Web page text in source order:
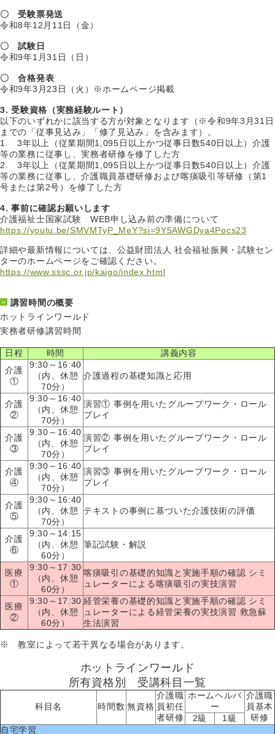
〇 受験票発送
令和8年12月11日（金）
〇 試験日
令和9年1月31日（日）
〇 合格発表
令和9年3月23日（火）※ホームページ掲載
3. 受験資格（実務経験ルート）
以下のいずれかに該当する方が対象となります（※令和9年3月31日
までの「従事見込み」「修了見込み」を含みます）。
1. 3年以上（従業期間1,095日以上かつ従事日数540日以上）介護
等の業務に従事し、実務者研修を修了した方
2. 3年以上（従業期間1,095日以上かつ従事日数540日以上）介護
等の業務に従事し、介護職員基礎研修および喀痰吸引等研修（第1
号または第2号）を修了した方
4. 事前に確認お願いします
介護福祉士国家試験 WEB申し込み前の準備について
https://youtu.be/SMVMTyP_MeY?si=9Y5AWGDya4Pocs23
詳細や最新情報については、公益財団法人 社会福祉振興・試験セン
ターのホームページをご確認ください。
https://www.sssc.or.jp/kaigo/index.html
講習時間の概要
ホットラインワールド
実務者研修講習時間
日程 時間
講義内容
介護
①
9:30～16:40
（内、休憩
70分）
介護過程の基礎知識と応用
介護
②
9:30～16:40
（内、休憩
70分）
演習① 事例を用いたグループワーク・ロール
プレイ
介護
③
9:30～16:40
（内、休憩
70分）
演習② 事例を用いたグループワーク・ロール
プレイ
介護
④
9:30～16:40
（内、休憩
70分）
演習③ 事例を用いたグループワーク・ロール
プレイ
介護
⑤
9:30～16:40
（内、休憩
70分）
テキストの事例に基づいた介護技術の評価
介護
⑥
9:30～14:15
（内、休憩
60分）
筆記試験・解説
医療
①
9:30～17:30
（内、休憩
60分）
喀痰吸引の基礎的知識と実施手順の確認 シミ
ュレーターによる喀痰吸引の実技演習
医療
②
9:30～17:30
（内、休憩
60分）
経管栄養の基礎的知識と実施手順の確認 シミ
ュレーターによる経管栄養の実技演習 救急蘇
生法演習
※ 教室によって若干異なる場合があります。
ホットラインワールド
所有資格別 受講科目一覧
科目名 時間数 無資格
介護職
員初任
者研修
ホームヘルパ
ー
介護職
員基本
研修
2級
1級
自宅学習